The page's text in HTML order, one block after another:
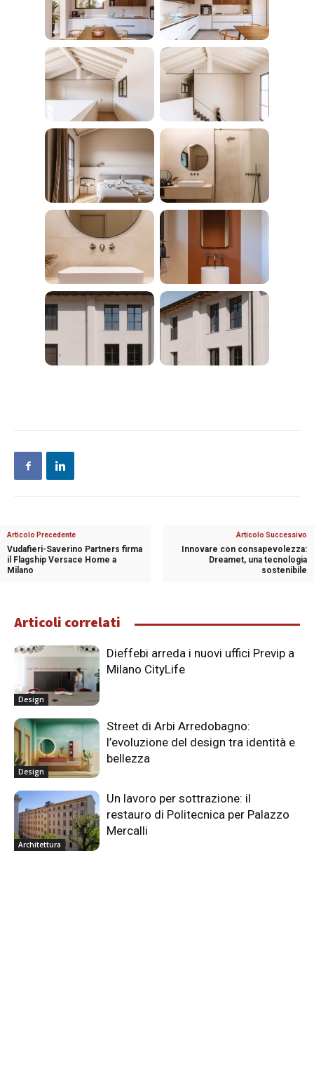
Articolo Precedente
Vudafieri-Saverino Partners firma
il Flagship Versace Home a
Milano
Articolo Successivo
Innovare con consapevolezza:
Dreamet, una tecnologia
sostenibile
Articoli correlati
Design
Dieffebi arreda i nuovi uffici Previp a
Milano CityLife
Design
Street di Arbi Arredobagno:
l’evoluzione del design tra identità e
bellezza
Architettura
Un lavoro per sottrazione: il
restauro di Politecnica per Palazzo
Mercalli